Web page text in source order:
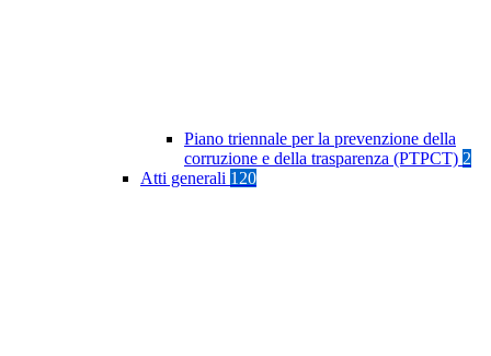
Piano triennale per la prevenzione della
corruzione e della trasparenza (PTPCT) 2
Atti generali 120